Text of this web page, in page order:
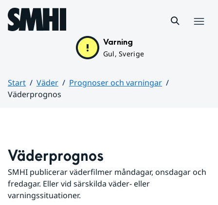
Hoppa till sidans innehåll
Varning
Gul, Sverige
Start Väder
Prognoser och varningar
Väderprognos
Väderprognos
SMHI publicerar väderfilmer måndagar, onsdagar och
fredagar. Eller vid särskilda väder- eller
varningssituationer.